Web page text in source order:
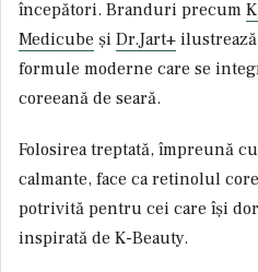
începători. Branduri precum
Medicube și Dr.Jart+
formule moderne care se
coreeană de seară.
Folosirea treptată, împreună
calmante, face ca retinolul
potrivită pentru cei care își
inspirată de K-Beauty.